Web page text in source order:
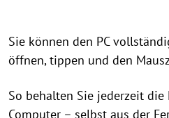
Sie können den PC
öffnen, tippen und den
So behalten Sie jederzeit
Computer – selbst aus der